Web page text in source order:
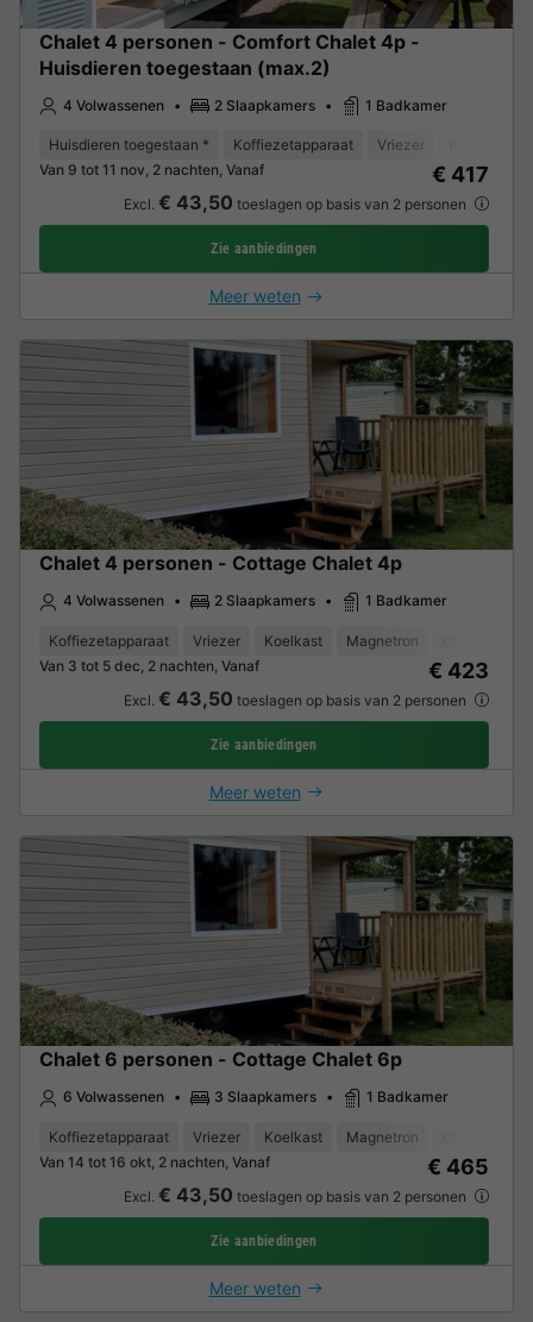
Chalet 4 personen - Comfort Chalet 4p -
Huisdieren toegestaan (max.2)
4 Volwassenen 2 Slaapkamers 1 Badkamer
Huisdieren toegestaan * Koffiezetapparaat Vriezer
Van 9 tot 11 nov, 2 nachten, Vanaf
€ 417
Excl. € 43,50 toeslagen op basis van 2 personen
Zie aanbiedingen
Meer weten
Chalet 4 personen - Cottage Chalet 4p
4 Volwassenen 2 Slaapkamers 1 Badkamer
Koffiezetapparaat Vriezer Koelkast Magnetron
Van 3 tot 5 dec, 2 nachten, Vanaf
€ 423
Excl. € 43,50 toeslagen op basis van 2 personen
Zie aanbiedingen
Meer weten
Chalet 6 personen - Cottage Chalet 6p
6 Volwassenen 3 Slaapkamers 1 Badkamer
Koffiezetapparaat Vriezer Koelkast Magnetron
Van 14 tot 16 okt, 2 nachten, Vanaf
€ 465
Excl. € 43,50 toeslagen op basis van 2 personen
Zie aanbiedingen
Meer weten